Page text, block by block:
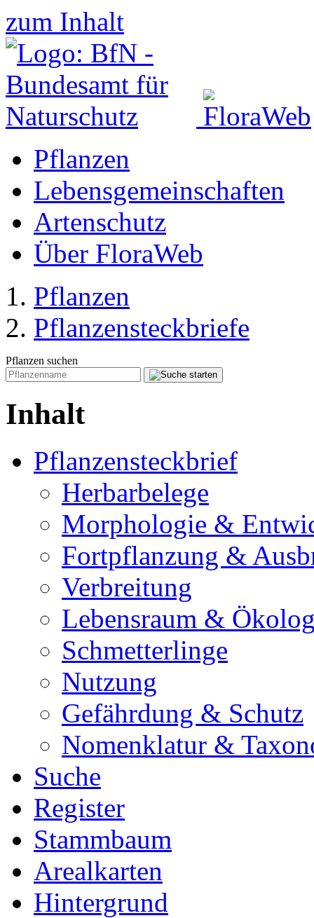
zum Inhalt
Pflanzen
Lebensgemeinschaften
Artenschutz
Über FloraWeb
Pflanzen
Pflanzensteckbriefe
Pflanzen suchen
Inhalt
Pflanzensteckbrief
Herbarbelege
Morphologie &
Fortpflanzung &
Verbreitung
Lebensraum &
Schmetterlinge
Nutzung
Gefährdung & Schutz
Nomenklatur &
Suche
Register
Stammbaum
Arealkarten
Hintergrund